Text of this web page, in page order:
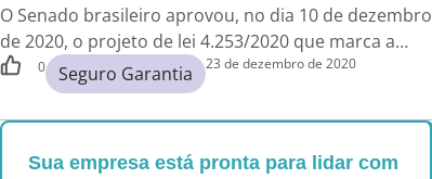
O Senado brasileiro aprovou, no dia 10 de dezembro
de 2020, o projeto de lei 4.253/2020 que marca a…
0 Seguro Garantia 23 de dezembro de 2020
Sua empresa está pronta para lidar com